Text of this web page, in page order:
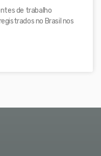
de trabalho
no Brasil nos